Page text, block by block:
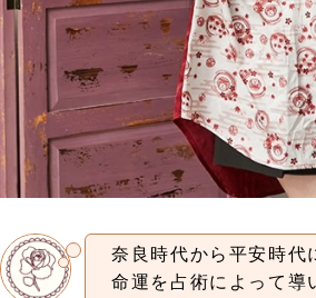
奈良時代から平安時代
命運を占術によって導